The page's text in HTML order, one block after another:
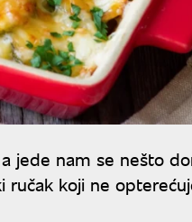
jede nam se nešto
ručak koji ne